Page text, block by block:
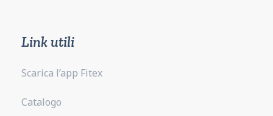
Link utili
Scarica l’app Fitex
Catalogo